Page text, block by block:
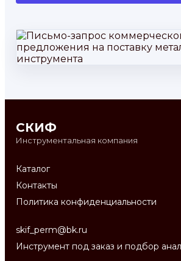
СКИФ
Инструментальная компания
Каталог
Контакты
Политика конфиденциальности
skif_perm@bk.ru
Инструмент под заказ и подбор